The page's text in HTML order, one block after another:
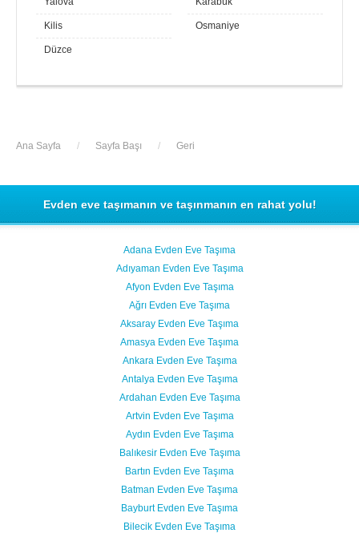
Kilis Osmaniye
Düzce
Ana Sayfa / Sayfa Başı / Geri
Evden eve taşımanın ve taşınmanın en rahat yolu!
Adana Evden Eve Taşıma
Adıyaman Evden Eve Taşıma
Afyon Evden Eve Taşıma
Ağrı Evden Eve Taşıma
Aksaray Evden Eve Taşıma
Amasya Evden Eve Taşıma
Ankara Evden Eve Taşıma
Antalya Evden Eve Taşıma
Ardahan Evden Eve Taşıma
Artvin Evden Eve Taşıma
Aydın Evden Eve Taşıma
Balıkesir Evden Eve Taşıma
Bartın Evden Eve Taşıma
Batman Evden Eve Taşıma
Bayburt Evden Eve Taşıma
Bilecik Evden Eve Taşıma